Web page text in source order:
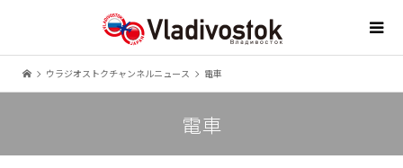
ウラジオストクチャンネルニュース 電車
電車